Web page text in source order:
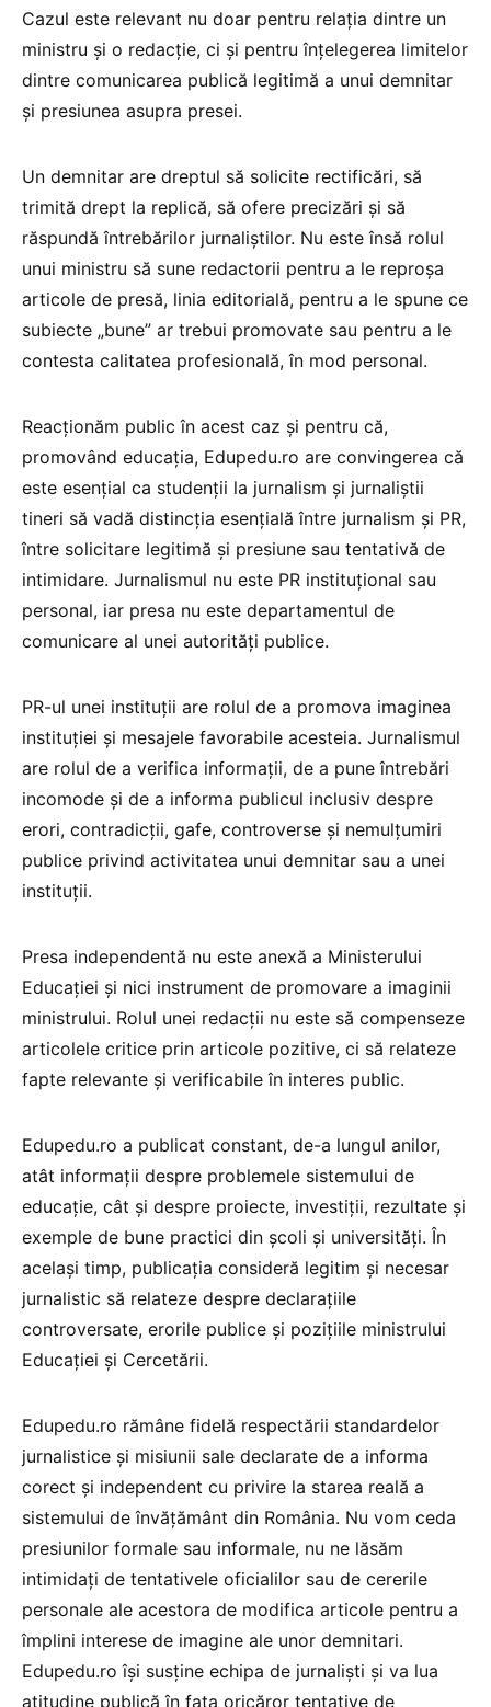
Cazul este relevant nu doar pentru relația dintre un
ministru și o redacție, ci și pentru înțelegerea limitelor
dintre comunicarea publică legitimă a unui demnitar
și presiunea asupra presei.
Un demnitar are dreptul să solicite rectificări, să
trimită drept la replică, să ofere precizări și să
răspundă întrebărilor jurnaliștilor. Nu este însă rolul
unui ministru să sune redactorii pentru a le reproșa
articole de presă, linia editorială, pentru a le spune ce
subiecte „bune” ar trebui promovate sau pentru a le
contesta calitatea profesională, în mod personal.
Reacționăm public în acest caz și pentru că,
promovând educația, Edupedu.ro are convingerea că
este esențial ca studenții la jurnalism și jurnaliștii
tineri să vadă distincția esențială între jurnalism și PR,
între solicitare legitimă și presiune sau tentativă de
intimidare. Jurnalismul nu este PR instituțional sau
personal, iar presa nu este departamentul de
comunicare al unei autorități publice.
PR-ul unei instituții are rolul de a promova imaginea
instituției și mesajele favorabile acesteia. Jurnalismul
are rolul de a verifica informații, de a pune întrebări
incomode și de a informa publicul inclusiv despre
erori, contradicții, gafe, controverse și nemulțumiri
publice privind activitatea unui demnitar sau a unei
instituții.
Presa independentă nu este anexă a Ministerului
Educației și nici instrument de promovare a imaginii
ministrului. Rolul unei redacții nu este să compenseze
articolele critice prin articole pozitive, ci să relateze
fapte relevante și verificabile în interes public.
Edupedu.ro a publicat constant, de-a lungul anilor,
atât informații despre problemele sistemului de
educație, cât și despre proiecte, investiții, rezultate și
exemple de bune practici din școli și universități. În
același timp, publicația consideră legitim și necesar
jurnalistic să relateze despre declarațiile
controversate, erorile publice și pozițiile ministrului
Educației și Cercetării.
Edupedu.ro rămâne fidelă respectării standardelor
jurnalistice și misiunii sale declarate de a informa
corect și independent cu privire la starea reală a
sistemului de învățământ din România. Nu vom ceda
presiunilor formale sau informale, nu ne lăsăm
intimidați de tentativele oficialilor sau de cererile
personale ale acestora de modifica articole pentru a
împlini interese de imagine ale unor demnitari.
Edupedu.ro își susține echipa de jurnaliști și va lua
atitudine publică în fața oricăror tentative de